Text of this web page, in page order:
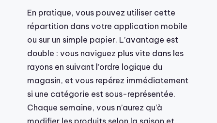
En pratique, vous pouvez utiliser cette
répartition dans votre application mobile
ou sur un simple papier. L’avantage est
double : vous naviguez plus vite dans les
rayons en suivant l’ordre logique du
magasin, et vous repérez immédiatement
si une catégorie est sous-représentée.
Chaque semaine, vous n’aurez qu’à
modifier les produits selon la saison et